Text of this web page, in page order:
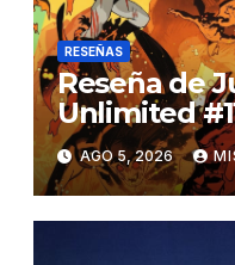
RESEÑAS
Reseña de
Unlimited
AGO 5, 2026